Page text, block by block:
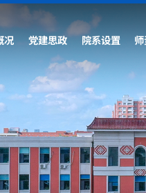
况 党建思政 院系设置